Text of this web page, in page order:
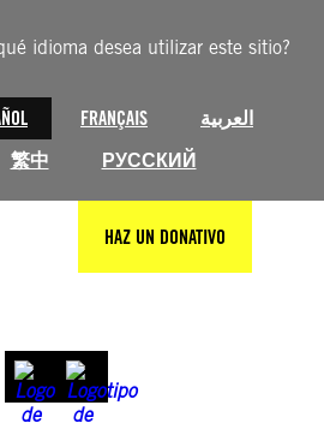
idioma desea utilizar este sitio?
FRANÇAIS
العربية
繁中 РУССКИЙ
HAZ UN DONATIVO